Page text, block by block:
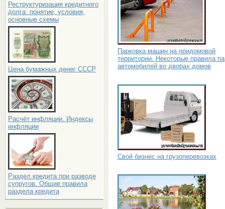
Реструктуризация кредитного
долга: понятие, условия,
основные схемы
Цена бумажных денег СССР
Расчёт инфляции. Индексы
инфляции
Раздел кредита при разводе
супругов. Общие правила
раздела кредита
Парковка машин на придомовой
территории. Некоторые правила
автомобилей во дворах домов
Свой бизнес на грузоперевозках